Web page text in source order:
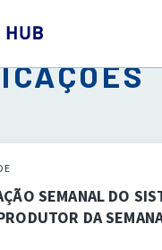
SEMANAL DO
DA